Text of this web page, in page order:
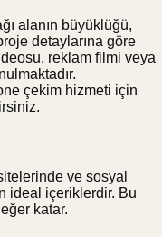
alanın büyüklüğü,
detaylarına göre
reklam filmi veya
çekim hizmeti için
ve sosyal
ideal içeriklerdir. Bu
katar.